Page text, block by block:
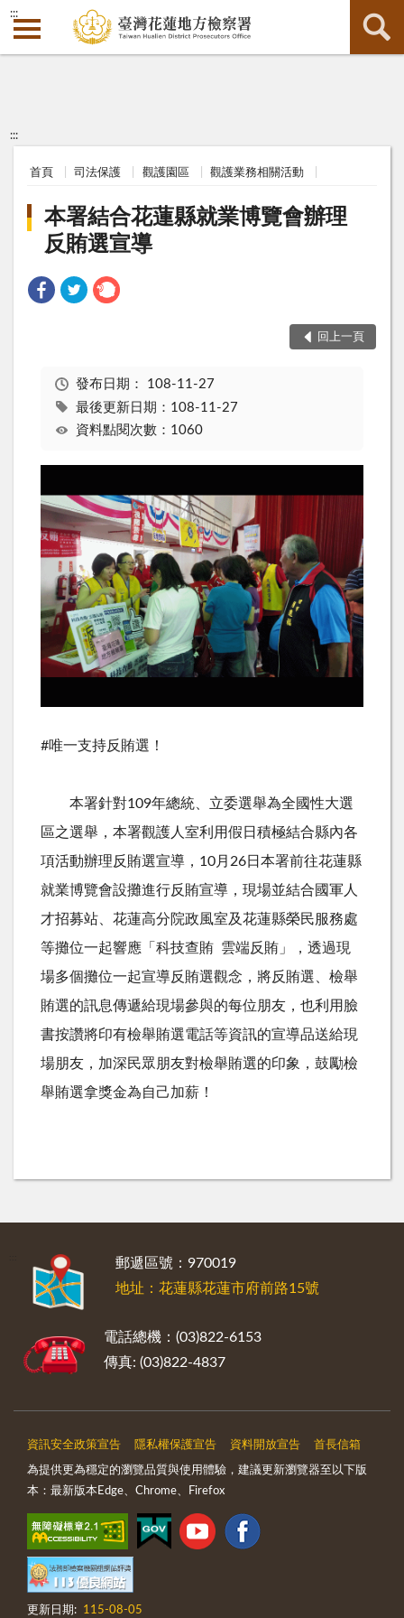
:::
:::
首頁 司法保護 觀護園區 觀護業務相關活動
本署結合花蓮縣就業博覽會辦理
反賄選宣導
回上一頁
發布日期： 108-11-27
最後更新日期：108-11-27
資料點閱次數：1060
#唯一支持反賄選！
本署針對109年總統、立委選舉為全國性大選
區之選舉，本署觀護人室利用假日積極結合縣內各
項活動辦理反賄選宣導， 10月 26日本署前往花蓮縣
就業博覽會設攤進行反賄宣導，現場並結合國軍人
才招募站、花蓮高分院政風室及花蓮縣榮民服務處
等攤位一起響應「科技查賄 雲端反賄」，透過現
場多個攤位一起宣導反賄選觀念，將反賄選、檢舉
賄選的訊息傳遞給現場參與的每位朋友，也利用臉
書按讚將印有檢舉賄選電話等資訊的宣導品送給現
場朋友，加深民眾朋友對檢舉賄選的印象，鼓勵檢
舉賄選拿獎金為自己加薪！
郵遞區號：970019
地址：花蓮縣花蓮市府前路15號
電話總機：(03)822-6153
傳真: (03)822-4837
資訊安全政策宣告 隱私權保護宣告 資料開放宣告 首長信箱
為提供更為穩定的瀏覽品質與使用體驗，建議更新瀏覽器至以下版
本：最新版本Edge、Chrome、Firefox
更新日期: 115-08-05